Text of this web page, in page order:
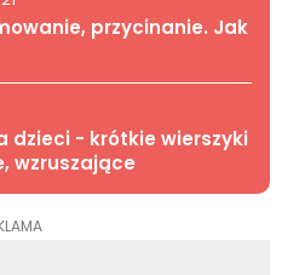
przycinanie. Jak
dzieci - krótkie wierszyki
wzruszające